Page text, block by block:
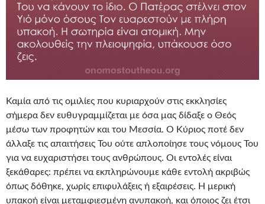
Καμία από τις ομιλίες που κυριαρχούν στις εκκλησίες
σήμερα δεν ευθυγραμμίζεται με όσα μας δίδαξε ο Θεός
μέσω των προφητών και του Μεσσία. Ο Κύριος ποτέ δεν
άλλαξε τις απαιτήσεις Του ούτε απλοποίησε τους νόμους Του
για να ευχαριστήσει τους ανθρώπους. Οι εντολές είναι
ξεκάθαρες: πρέπει να εκπληρώνουμε κάθε εντολή ακριβώς
όπως δόθηκε, χωρίς επιφυλάξεις ή εξαιρέσεις. Η μερική
υπακοή είναι μεταμφιεσμένη ανυπακοή, και όποιος ζει έτσι